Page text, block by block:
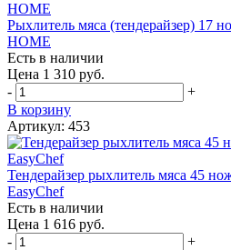
Рыхлитель мяса (тендерайзер) 17
HOME
Есть в наличии
Цена 1 310 руб.
-
+
В корзину
Артикул: 453
Тендерайзер рыхлитель мяса 45
EasyChef
Есть в наличии
Цена 1 616 руб.
-
+